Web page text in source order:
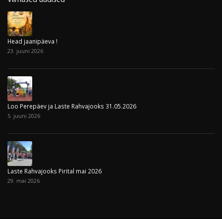
Head jaanipäeva !
23. juuni 2026
Loo Perepäev ja Laste Rahvajooks 31.05.2026
5. juuni 2026
Laste Rahvajooks Pirital mai 2026
29. mai 2026